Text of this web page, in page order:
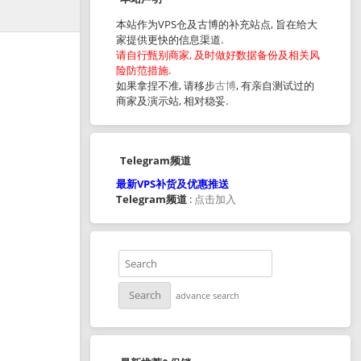
本站作为VPS仓及古博的补充站点, 旨在给大
家提供更快的信息渠道.
请自行甄别商家, 及时做好数据备份及相关风
险防范措施.
如果拿捏不准, 请移步古博, 有亲自测试过的
商家及演示站, 相对稳妥.
Telegram频道
最新VPS补货及优惠推送
Telegram频道 : 点击加入
advance search